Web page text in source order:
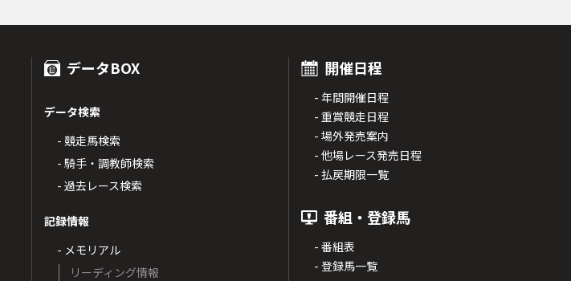
データBOX
データ検索
- 競走馬検索
- 騎手・調教師検索
- 過去レース検索
記録情報
- メモリアル
リーディング情報
開催日程
- 年間開催日程
- 重賞競走日程
- 場外発売案内
- 他場レース発売日程
- 払戻期限一覧
番組・登録馬
- 番組表
- 登録馬一覧